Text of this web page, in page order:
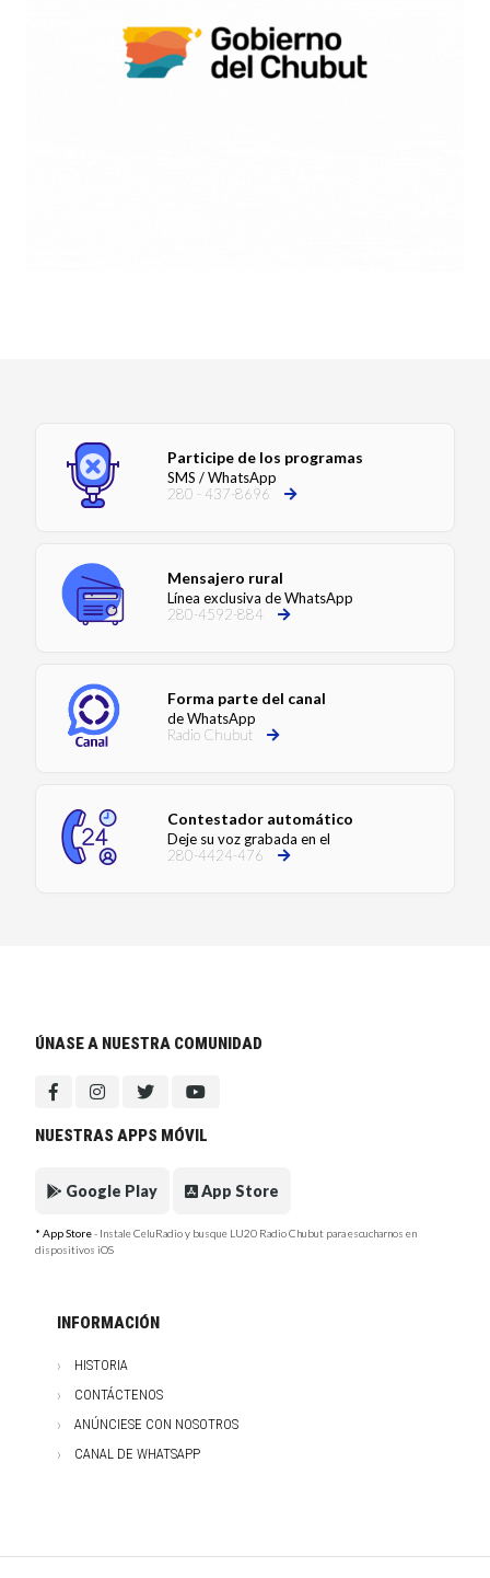
Participe de los programas
SMS / WhatsApp
280 - 437-8696
Mensajero rural
Línea exclusiva de WhatsApp
280-4592-884
Forma parte del canal
de WhatsApp
Radio Chubut
Contestador automático
Deje su voz grabada en el
280-4424-476
ÚNASE A NUESTRA COMUNIDAD
NUESTRAS APPS MÓVIL
Google Play App Store
* App Store- Instale CeluRadio y busque LU20 Radio Chubut para escucharnos en
dispositivos iOS
INFORMACIÓN
HISTORIA
CONTÁCTENOS
ANÚNCIESE CON NOSOTROS
CANAL DE WHATSAPP